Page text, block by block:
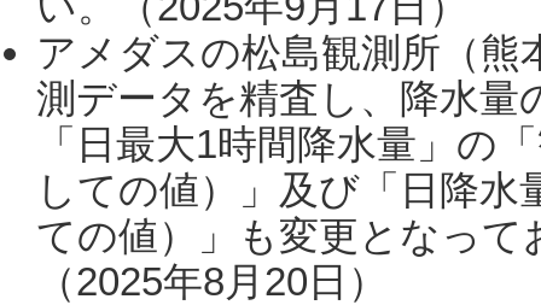
アメダスの松島観測所（熊
測データを精査し、降水
「日最大1時間降水量」の
しての値）」及び「日降
ての値）」も変更となっ
（2025年8月20日）